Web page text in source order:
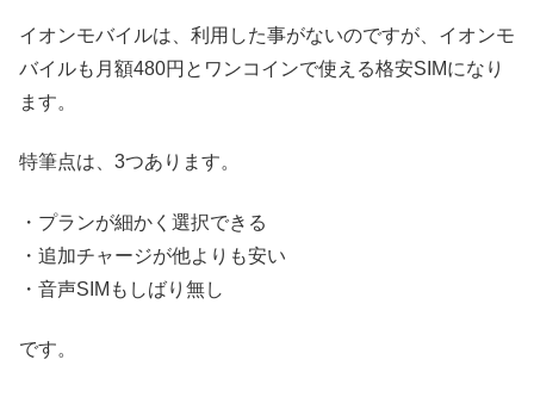
イオンモバイルは、利用した事がないのですが、イオンモ
バイルも月額480円とワンコインで使える格安SIMになり
ます。
特筆点は、3つあります。
・プランが細かく選択できる
・追加チャージが他よりも安い
・音声SIMもしばり無し
です。